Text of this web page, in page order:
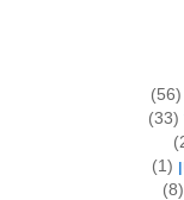
(56)
(33)
(1)
(8)